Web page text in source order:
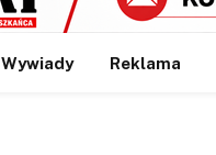
Wywiady Reklama